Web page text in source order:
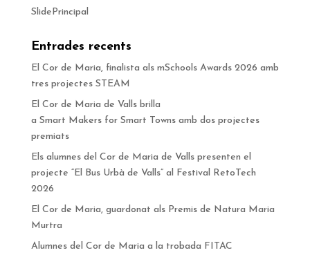
SlidePrincipal
Entrades recents
El Cor de Maria, finalista als mSchools Awards 2026 amb
tres projectes STEAM
El Cor de Maria de Valls brilla
a Smart Makers for Smart Towns amb dos projectes
premiats
Els alumnes del Cor de Maria de Valls presenten el
projecte “El Bus Urbà de Valls” al Festival RetoTech
2026
El Cor de Maria, guardonat als Premis de Natura Maria
Murtra
Alumnes del Cor de Maria a la trobada FITAC